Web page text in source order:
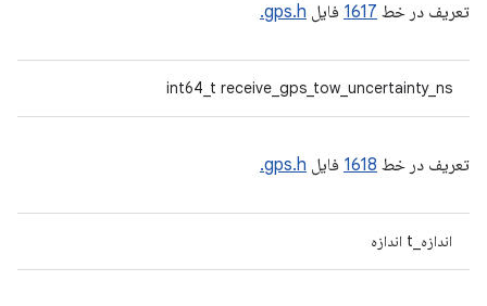
تعریف در خط 1617 فایل gps.h.
int64_t receive_gps_tow_uncertainty_ns
تعریف در خط 1618 فایل gps.h.
اندازه_t اندازه